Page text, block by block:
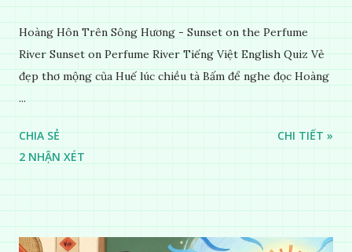
Hoàng Hôn Trên Sông Hương - Sunset on the Perfume
River Sunset on Perfume River Tiếng Việt English Quiz Vẻ
đẹp thơ mộng của Huế lúc chiều tà Bấm để nghe đọc Hoàng
...
CHIA SẺ
2 NHẬN XÉT
CHI TIẾT »